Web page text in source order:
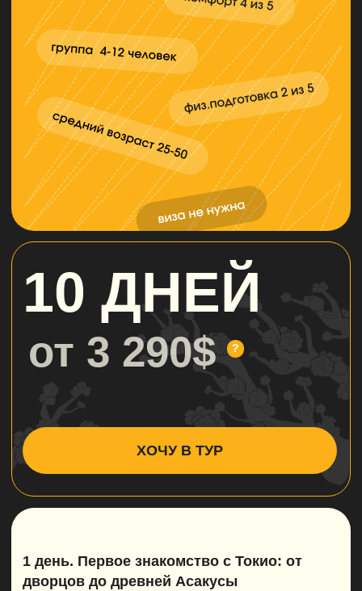
ПОДРОБНЫЙ СПИСОК
ВКЛЮЧЕНО / НЕ ВКЛЮЧЕНО
Международные перелёты
Обеды и ужины (кроме приветственного)
Чайная церемония
Посещение дома самурая и дома ниндзя
Деревня прошлого Сиракава-го
Парк с северными оленями
Купание в термальных источниках (онсены)
Прогулка на катере по озеру у подножия
Фудзи
Тур-лидер и гид с русским языком
Помощь в подборе авиабилетов
Помощь в оформлении страховки и визы
(бесплатно через посольство)
Лучшая компания и яркие воспоминания
Поддержка 24/7
Ролик на память
Чат с туристами
ПРОЧИТАТЬ ПОДРОБНЕЕ
ЧТО НЕ ВКЛЮЧЕНО
ПУТЕШЕСТВИЯ